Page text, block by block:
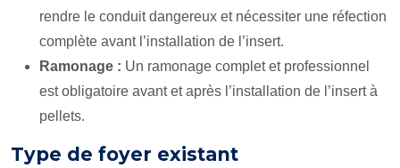
rendre le conduit dangereux et nécessiter une réfection
complète avant l’installation de l’insert.
Ramonage : Un ramonage complet et professionnel
estobligatoire avant et après l’installation de l’insert à
pellets.
Type de foyer existant